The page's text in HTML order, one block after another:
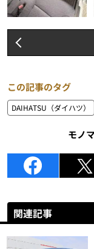
この記事のタグ
DAIHATSU（ダイハツ）
モノ
関連記事